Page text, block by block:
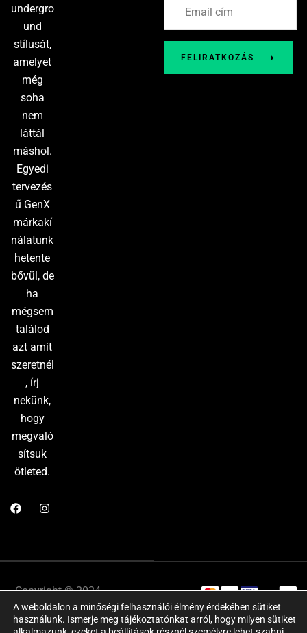
undergro
und
stílusát,
amelyet
még
soha
nem
láttál
máshol.
Egyedi
tervezés
ű GenX
márkakí
nálatunk
hetente
bővül, de
ha
mégsem
találod
azt amit
szeretnél
, írj
nekünk,
hogy
megvaló
sítsuk
ötleted.
FELIRATKOZÁS
Copyright © 2024
Website by:
Marketing Market–
tájékoztató
ÁSZF Impresszum
A weboldalon a minőségi felhasználói élmény érdekében sütiket
használunk. Ismerje meg tájékoztatónkat arról, hogy milyen sütiket